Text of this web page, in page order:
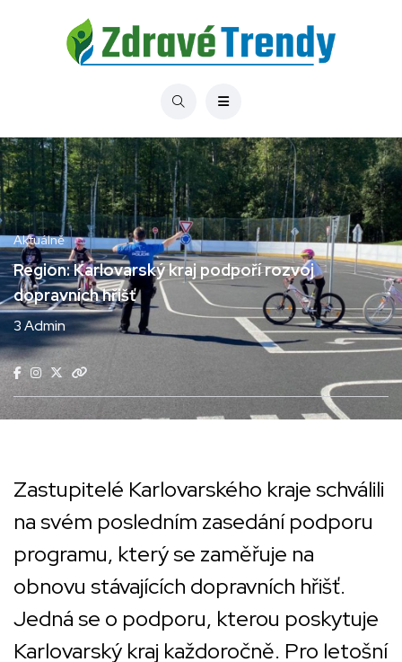
Aktuálně
Region: Karlovarský kraj podpoří rozvoj
dopravních hřišť
3 Admin
Zastupitelé Karlovarského kraje schválili
na svém posledním zasedání podporu
programu, který se zaměřuje na
obnovu stávajících dopravních hřišť.
Jedná se o podporu, kterou poskytuje
Karlovarský kraj každoročně. Pro letošní